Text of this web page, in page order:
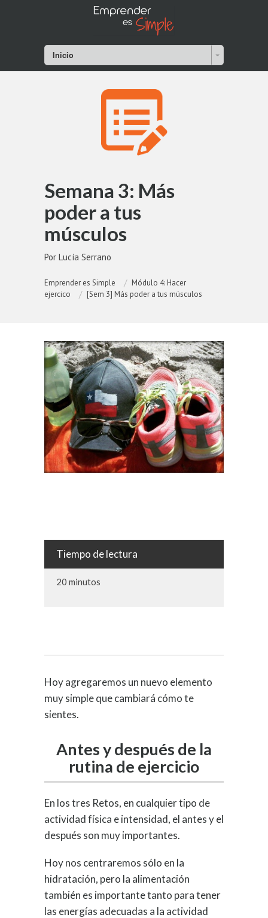
Inicio
Semana 3: Más
poder a tus
músculos
Por Lucía Serrano
Emprender es Simple
Módulo 4: Hacer
ejercico
[Sem 3] Más poder a tus músculos
Tiempo de lectura
20 minutos
Hoy agregaremos un nuevo elemento
muy simple que cambiará cómo te
sientes.
Antes y después de la
rutina de ejercicio
En los tres Retos, en cualquier tipo de
actividad física e intensidad, el antes y el
después son muy importantes.
Hoy nos centraremos sólo en la
hidratación, pero la alimentación
también es importante tanto para tener
las energías adecuadas a la actividad